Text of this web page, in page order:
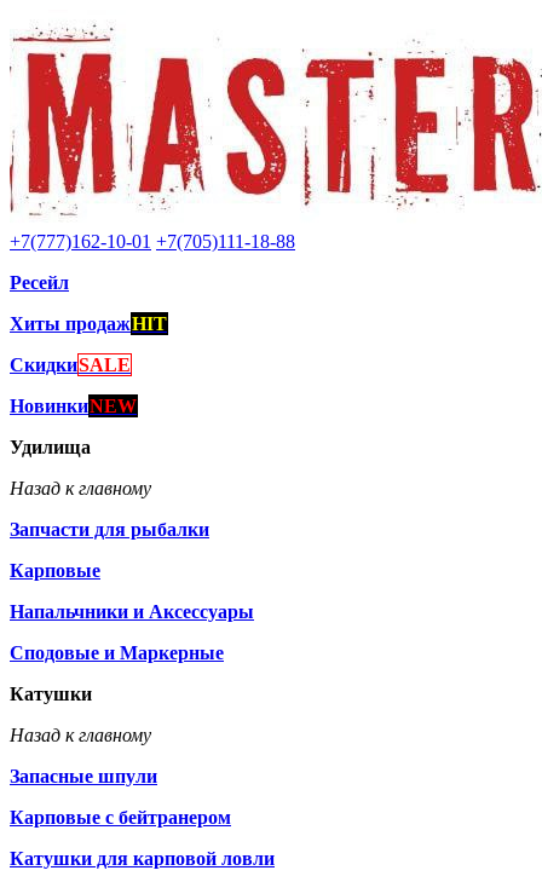
+7(777)162-10-01 +7(705)111-18-88
Ресейл
Хиты продажHIT
СкидкиSALE
НовинкиNEW
Удилища
Назад к главному
Запчасти для рыбалки
Карповые
Напальчники и Аксессуары
Сподовые и Маркерные
Катушки
Назад к главному
Запасные шпули
Карповые с бейтранером
Катушки для карповой ловли